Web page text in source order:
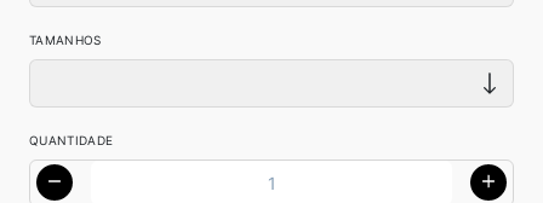
TAMANHOS
QUANTIDADE